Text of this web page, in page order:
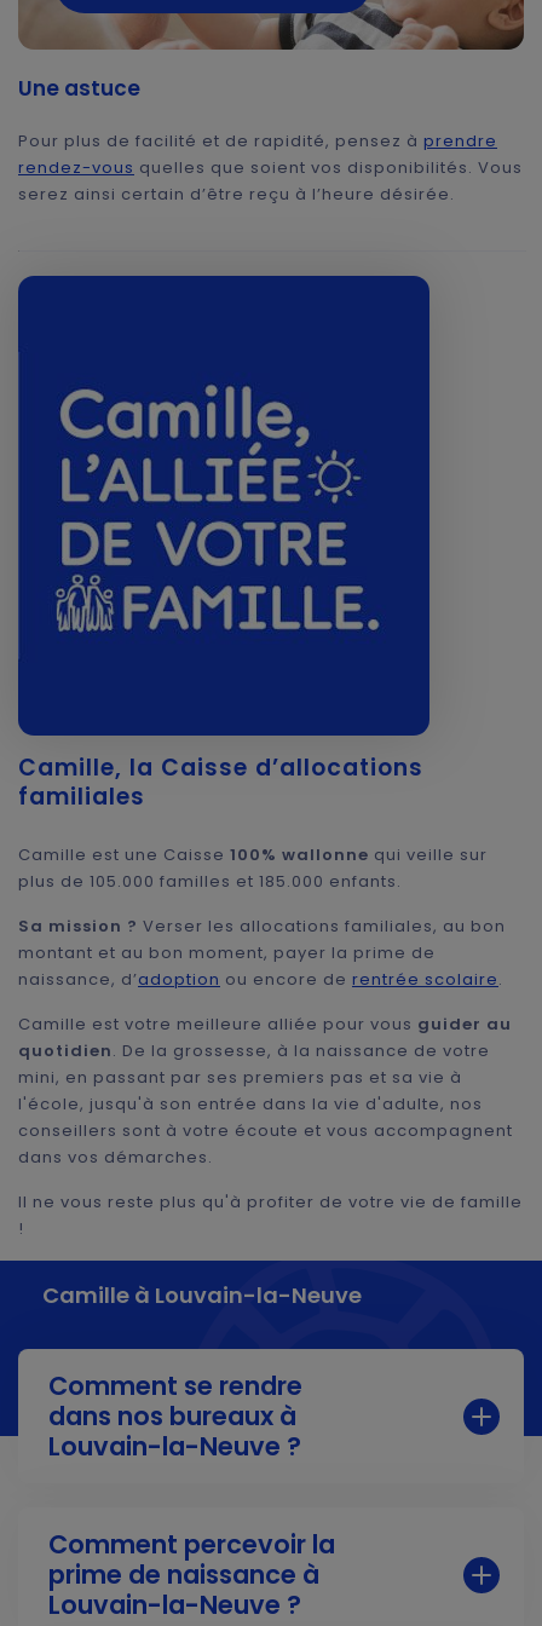
Une astuce
Pour plus de facilité et de rapidité, pensez à prendre
rendez-vous quelles que soient vos disponibilités. Vous
serez ainsi certain d’être reçu à l’heure désirée.
Camille, la Caisse d’allocations
familiales
Camille est une Caisse 100% wallonne qui veille sur
plus de 105.000 familles et 185.000 enfants.
Sa mission ? Verser les allocations familiales, au bon
montant et au bon moment, payer la prime de
naissance, d’adoption ou encore de rentrée scolaire.
Camille est votre meilleure alliée pour vous guider au
quotidien. De la grossesse, à la naissance de votre
mini, en passant par ses premiers pas et sa vie à
l'école, jusqu'à son entrée dans la vie d'adulte, nos
conseillers sont à votre écoute et vous accompagnent
dans vos démarches.
Il ne vous reste plus qu'à profiter de votre vie de famille
!
Camille à Louvain-la-Neuve
Comment se rendre
dans nos bureaux à
Louvain-la-Neuve ?
gare de Louvain-la-Neuve (à 1 km) ou via le bus
(arrêt Ferme de Lauzelle). Consultez le site
letec.bepour connaître les horaires des lignes
Comment percevoir la
prime de naissance à
Louvain-la-Neuve ?